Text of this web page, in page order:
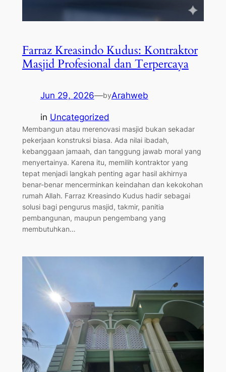
Farraz Kreasindo Kudus: Kontraktor
Masjid Profesional dan Terpercaya
Jun 29, 2026—byArahweb
in Uncategorized
Membangun atau merenovasi masjid bukan sekadar
pekerjaan konstruksi biasa. Ada nilai ibadah,
kebanggaan jamaah, dan tanggung jawab moral yang
menyertainya. Karena itu, memilih kontraktor yang
tepat menjadi langkah penting agar hasil akhirnya
benar-benar mencerminkan keindahan dan kekokohan
rumah Allah. Farraz Kreasindo Kudus hadir sebagai
solusi bagi pengurus masjid, takmir, panitia
pembangunan, maupun pengembang yang
membutuhkan…